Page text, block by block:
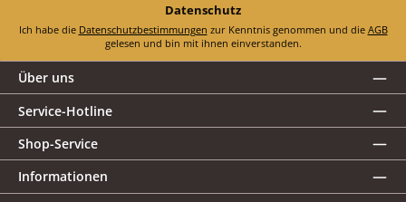
Datenschutz
Ich habe die Datenschutzbestimmungen zur Kenntnis genommen und die AGB
gelesen und bin mit ihnen einverstanden.
Über uns
Service-Hotline
Shop-Service
Informationen